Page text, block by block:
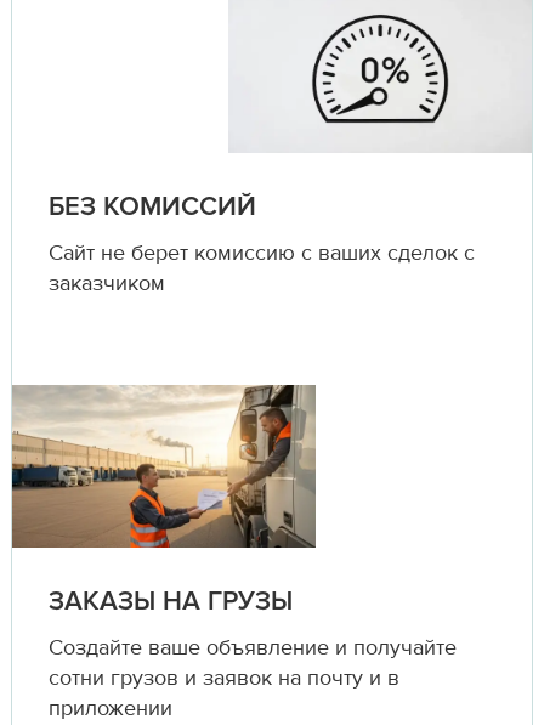
БЕЗ КОМИССИЙ
Сайт не берет комиссию с ваших сделок с
заказчиком
ЗАКАЗЫ НА ГРУЗЫ
Создайте ваше объявление и получайте
сотни грузов и заявок на почту и в
приложении